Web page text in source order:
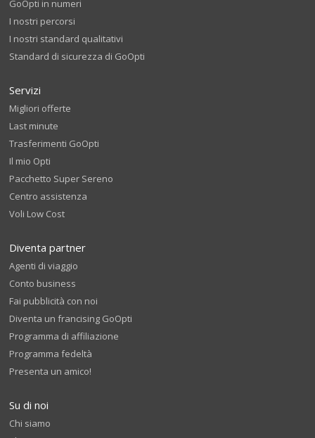
GoOpti in numeri
I nostri percorsi
I nostri standard qualitativi
Standard di sicurezza di GoOpti
Servizi
Migliori offerte
Last minute
Trasferimenti GoOpti
Il mio Opti
Pacchetto Super Sereno
Centro assistenza
Voli Low Cost
Diventa partner
Agenti di viaggio
Conto business
Fai pubblicità con noi
Diventa un francising GoOpti
Programma di affiliazione
Programma fedeltà
Presenta un amico!
Su di noi
Chi siamo